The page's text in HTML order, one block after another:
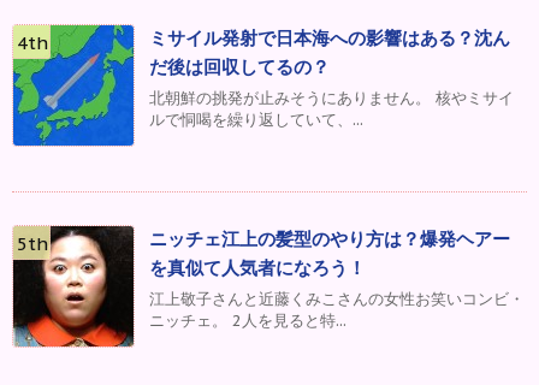
ミサイル発射で日本海への影響はある？沈ん
だ後は回収してるの？
北朝鮮の挑発が止みそうにありません。 核やミサイ
ルで恫喝を繰り返していて、...
ニッチェ江上の髪型のやり方は？爆発ヘアー
を真似て人気者になろう！
江上敬子さんと近藤くみこさんの女性お笑いコンビ・
ニッチェ。 2人を見ると特...